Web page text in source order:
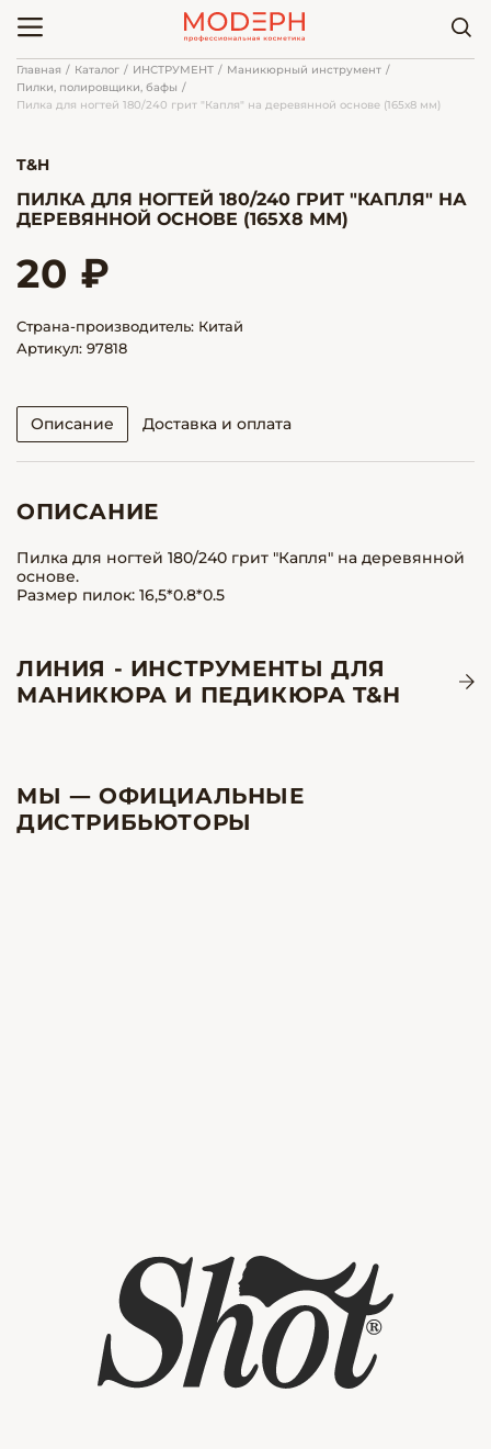
Главная Каталог ИНСТРУМЕНТ
Маникюрный инструмент
Пилки, полировщики, бафы
Пилка для ногтей 180/240 грит "Капля" на деревянной основе (165х8 мм)
T&H
ПИЛКА ДЛЯ НОГТЕЙ 180/240 ГРИТ "КАПЛЯ" НА
ДЕРЕВЯННОЙ ОСНОВЕ (165Х8 ММ)
20 ₽
Страна-производитель: Китай
Артикул: 97818
Описание Доставка и оплата
ОПИСАНИЕ
Пилка для ногтей 180/240 грит "Капля" на деревянной
основе.
Размер пилок: 16,5*0.8*0.5
ЛИНИЯ - ИНСТРУМЕНТЫ ДЛЯ
МАНИКЮРА И ПЕДИКЮРА T&H
МЫ — ОФИЦИАЛЬНЫЕ
ДИСТРИБЬЮТОРЫ